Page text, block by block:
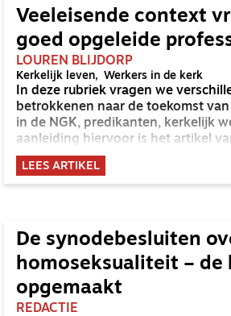
van kerk en samenleving. Ik praat
zijn gedrevenheid als voorzitter en
verzorger-zijn voor hem heeft
Veeleisende context
goed opgeleide
LOUREN BLIJDORP
Kerkelijk leven Werkers in de kerk
In deze rubriek vragen we
betrokkenen naar de toekomst
in de NGK, predikanten, kerkelijk
aanleiding hiervoor is het artikel
het predikantentekort en de
daarvan komend decennium en
rondom het mentaal welbevinden
LEES ARTIKEL
De synodebesluiten
homoseksualiteit – de
opgemaakt
REDACTIE